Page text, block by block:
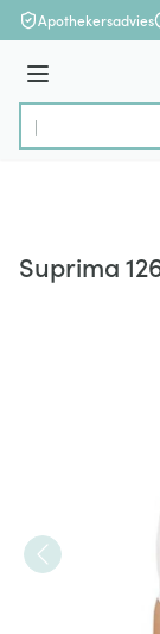
Ga naar de
Apothekersadvies
Menu
Product, merk,
Suprima